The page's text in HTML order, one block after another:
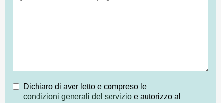
Dichiaro di aver letto e compreso le
condizioni generali del servizio e autorizzo al